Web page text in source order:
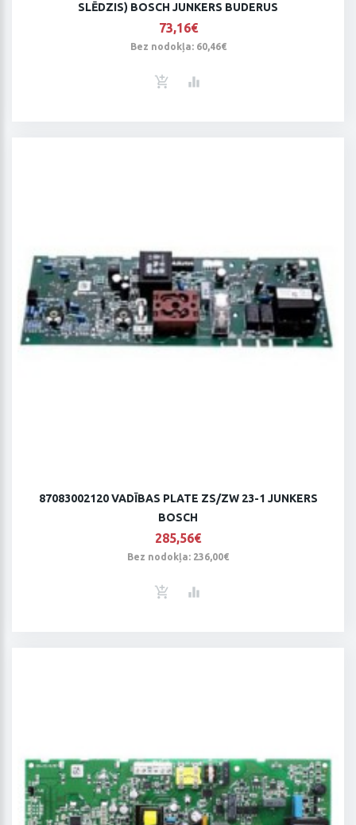
SLĒDZIS) BOSCH JUNKERS BUDERUS
73,16€
Bez nodokļa: 60,46€
87083002120 VADĪBAS PLATE ZS/ZW 23-1 JUNKERS
BOSCH
285,56€
Bez nodokļa: 236,00€